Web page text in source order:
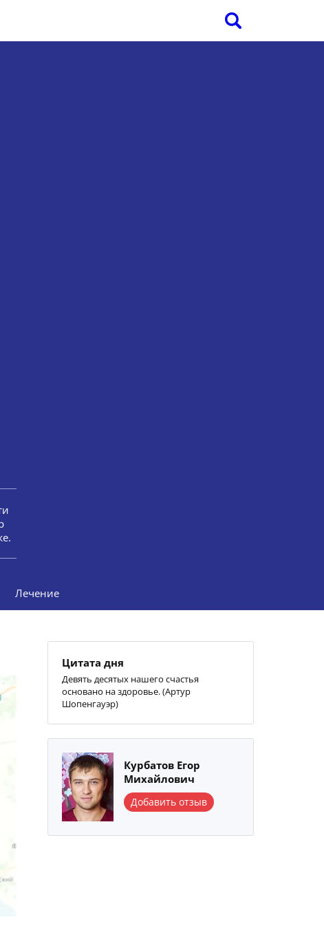
Лечение
Цитата дня
Девять десятых нашего счастья
основано на здоровье. (Артур
Шопенгауэр)
Курбатов Егор
Михайлович
Добавить отзыв